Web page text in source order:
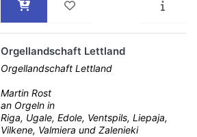
Orgellandschaft Lettland
Orgellandschaft Lettland
Martin Rost
an Orgeln in
Riga, Ugale, Edole, Ventspils, Liepaja,
Vilkene, Valmiera und Zalenieki